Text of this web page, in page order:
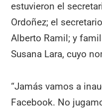
estuvieron el
Ordoñez; el
Alberto Ramil; y
Susana Lara, cuyo
“Jamás vamos a
Facebook. No